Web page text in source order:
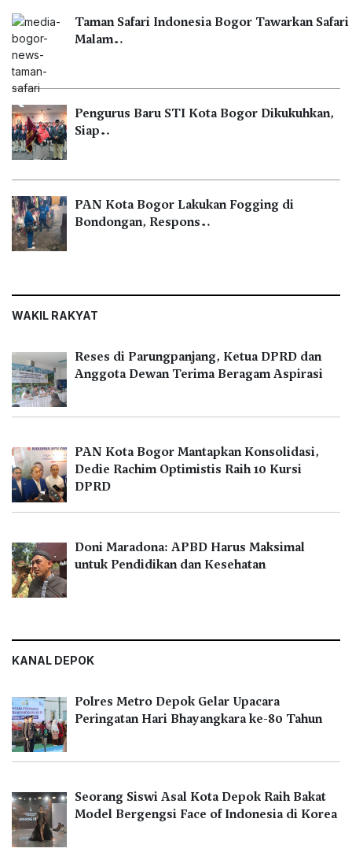
Taman Safari Indonesia Bogor Tawarkan Safari
Malam…
Pengurus Baru STI Kota Bogor Dikukuhkan,
Siap…
PAN Kota Bogor Lakukan Fogging di
Bondongan, Respons…
WAKIL RAKYAT
Reses di Parungpanjang, Ketua DPRD dan
Anggota Dewan Terima Beragam Aspirasi
PAN Kota Bogor Mantapkan Konsolidasi,
Dedie Rachim Optimistis Raih 10 Kursi
DPRD
Doni Maradona: APBD Harus Maksimal
untuk Pendidikan dan Kesehatan
KANAL DEPOK
Polres Metro Depok Gelar Upacara
Peringatan Hari Bhayangkara ke-80 Tahun
Seorang Siswi Asal Kota Depok Raih Bakat
Model Bergengsi Face of Indonesia di Korea